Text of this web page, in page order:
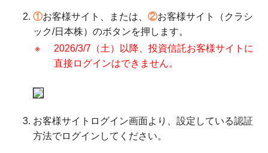
①お客様サイト、または、 ②お客様サイト（クラシ
ック/日本株）のボタンを押します。
※
2026/3/7（土）以降、投資信託お客様サイトに
直接ログインはできません。
お客様サイトログイン画面より、設定している認証
方法でログインしてください。